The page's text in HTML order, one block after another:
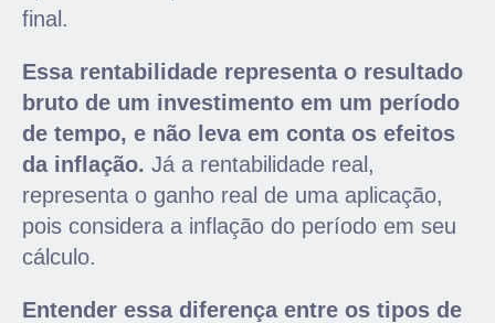
final.
Essa rentabilidade representa o resultado
bruto de um investimento em um período
de tempo, e não leva em conta os efeitos
da inflação. Já a rentabilidade real,
representa o ganho real de uma aplicação,
pois considera a inflação do período em seu
cálculo.
Entender essa diferença entre os tipos de